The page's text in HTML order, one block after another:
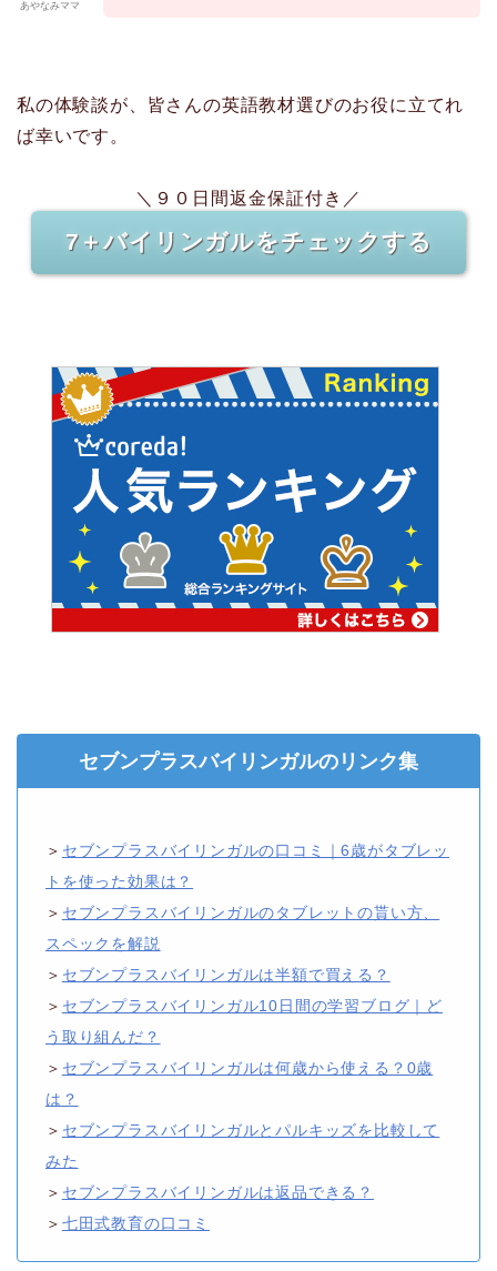
あやなみママ
私の体験談が、皆さんの英語教材選びのお役に立てれ
ば幸いです。
＼９０日間返金保証付き／
7＋バイリンガルをチェックする
セブンプラスバイリンガルのリンク集
＞ セブンプラスバイリンガルの口コミ｜6歳がタブレッ
トを使った効果は？
＞ セブンプラスバイリンガルのタブレットの貰い方、
スペックを解説
＞ セブンプラスバイリンガルは半額で買える？
＞ セブンプラスバイリンガル10日間の学習ブログ｜ど
う取り組んだ？
＞ セブンプラスバイリンガルは何歳から使える？0歳
は？
＞ セブンプラスバイリンガルとパルキッズを比較して
みた
＞ セブンプラスバイリンガルは返品できる？
＞ 七田式教育の口コミ